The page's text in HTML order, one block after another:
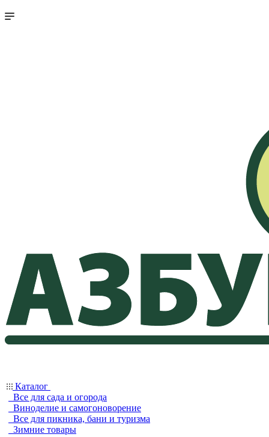
Каталог
Все для сада и огорода
Виноделие и самогоноворение
Все для пикника, бани и туризма
Зимние товары